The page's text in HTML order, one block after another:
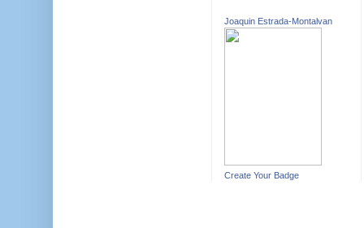
Joaquin Estrada-Montalvan
Create Your Badge